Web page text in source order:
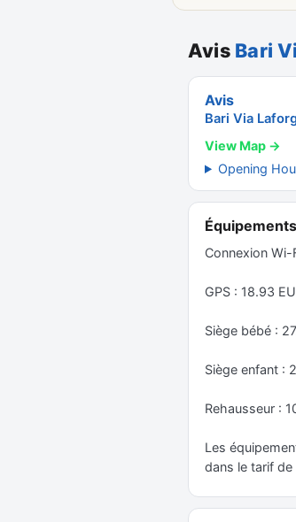
Avis Bari
Avis
Bari Via
View Map →
Opening
Connexion Wi-
GPS : 18.93
Siège bébé :
Siège enfant :
Rehausseur :
Les
dans le tarif